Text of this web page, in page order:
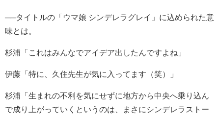
──タイトルの「ウマ娘 シンデレラグレイ」に込められた意
味とは。
杉浦「これはみんなでアイデア出したんですよね」
伊藤「特に、久住先生が気に入ってます（笑）」
杉浦「生まれの不利を気にせずに地方から中央へ乗り込ん
で成り上がっていくというのは、まさにシンデレラストー